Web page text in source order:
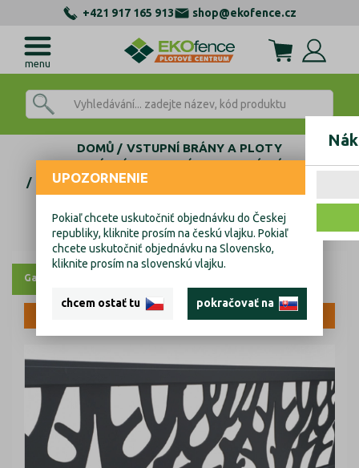
+421 917 165 913 shop@ekofence.cz
menu
DOMŮ
VSTUPNÍ BRÁNY A PLOTY
MODULÁRNÍ OPLOCENÍ
PLOTOVÉ VÝPLNĚ
DEKORAČNÍ PANELY
Dekorační panel Strom 1830x250mm
antracit
Galerie
VÝPRODEJ
UPOZORNENIE
Pokiaľ chcete uskutočniť objednávku do Českej
republiky, kliknite prosím na českú vlajku. Pokiaľ
chcete uskutočniť objednávku na Slovensko,
kliknite prosím na slovenskú vlajku.
chcem ostať tu pokračovať na